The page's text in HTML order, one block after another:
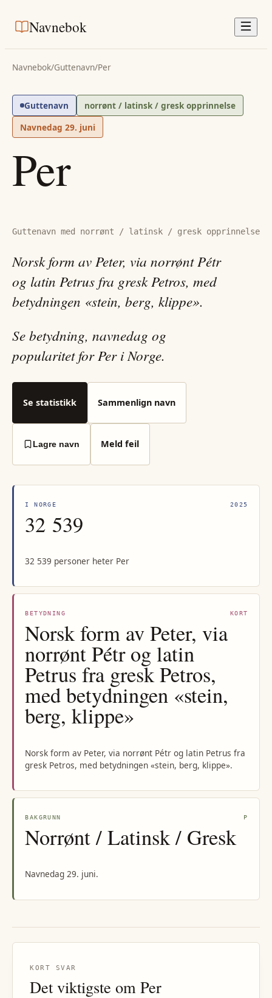
Navnebok
Navnebok/Guttenavn/Per
Guttenavn
norrønt / latinsk / gresk opprinnelse
Navnedag 29. juni
Per
Guttenavn med norrønt / latinsk / gresk opprinnelse
Norsk form av Peter, via norrønt Pétr
og latin Petrus fra gresk Petros, med
betydningen «stein, berg, klippe».
Se betydning, navnedag og
popularitet for Per i Norge.
Se statistikk Sammenlign navn
Lagre navn Meld feil
I NORGE 2025
32 539
32 539 personer heter Per
BETYDNING KORT
Norsk form av Peter, via
norrønt Pétr og latin
Petrus fra gresk Petros,
med betydningen «stein,
berg, klippe»
Norsk form av Peter, via norrønt Pétr og latin Petrus fra
gresk Petros, med betydningen «stein, berg, klippe».
BAKGRUNN P
Norrønt / Latinsk / Gresk
Navnedag 29. juni.
KORT SVAR
Det viktigste om Per